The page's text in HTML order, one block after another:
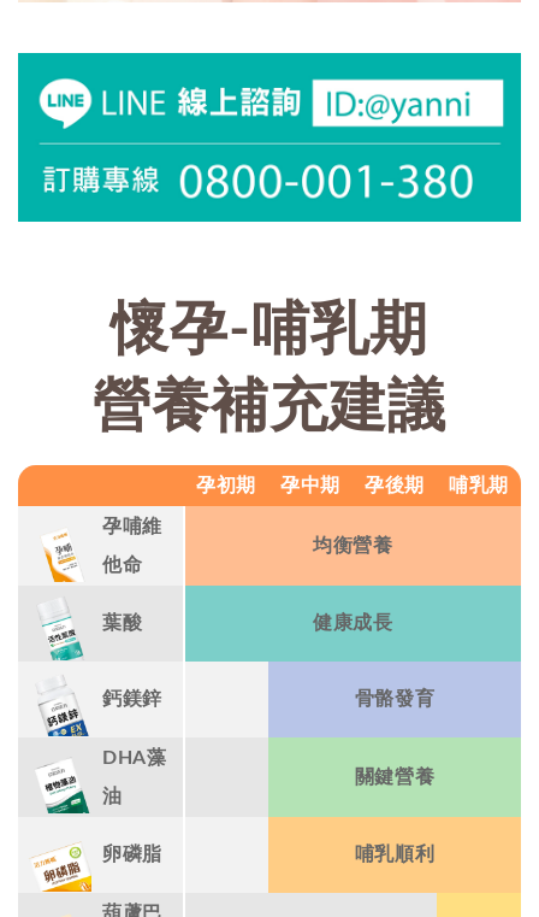
懷孕-哺乳期
營養補充建議
孕初期 孕中期 孕後期 哺乳期
孕哺維
他命
均衡營養
葉酸 健康成長
鈣鎂鋅 骨骼發育
DHA藻
油
關鍵營養
卵磷脂 哺乳順利